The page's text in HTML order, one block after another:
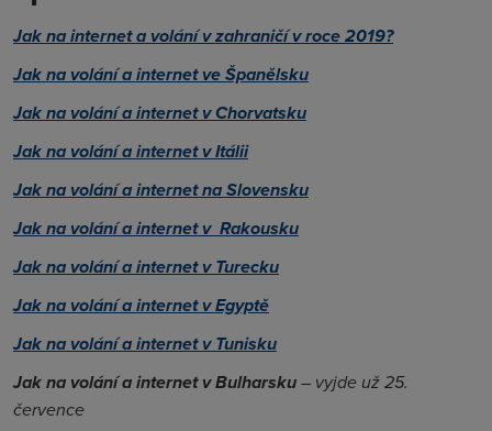
Jak na internet a volání v zahraničí v roce 2019?
Jak na volání a internet ve Španělsku
Jak na volání a internet v Chorvatsku
Jak na volání a internet v Itálii
Jak na volání a internet na Slovensku
Jak na volání a internet v Rakousku
Jak na volání a internet v Turecku
Jak na volání a internet v Egyptě
Jak na volání a internet v Tunisku
Jak na volání a internet v Bulharsku– vyjde už 25.
července